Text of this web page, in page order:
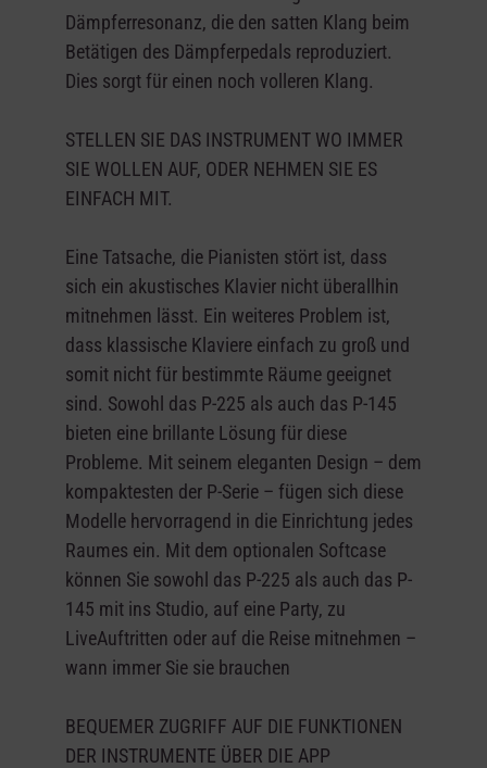
Dämpferresonanz, die den satten Klang beim
Betätigen des Dämpferpedals reproduziert.
Dies sorgt für einen noch volleren Klang.
STELLEN SIE DAS INSTRUMENT WO IMMER
SIE WOLLEN AUF, ODER NEHMEN SIE ES
EINFACH MIT.
Eine Tatsache, die Pianisten stört ist, dass
sich ein akustisches Klavier nicht überallhin
mitnehmen lässt. Ein weiteres Problem ist,
dass klassische Klaviere einfach zu groß und
somit nicht für bestimmte Räume geeignet
sind. Sowohl das P-225 als auch das P-145
bieten eine brillante Lösung für diese
Probleme. Mit seinem eleganten Design – dem
kompaktesten der P-Serie – fügen sich diese
Modelle hervorragend in die Einrichtung jedes
Raumes ein. Mit dem optionalen Softcase
können Sie sowohl das P-225 als auch das P-
145 mit ins Studio, auf eine Party, zu
LiveAuftritten oder auf die Reise mitnehmen –
wann immer Sie sie brauchen
BEQUEMER ZUGRIFF AUF DIE FUNKTIONEN
DER INSTRUMENTE ÜBER DIE APP